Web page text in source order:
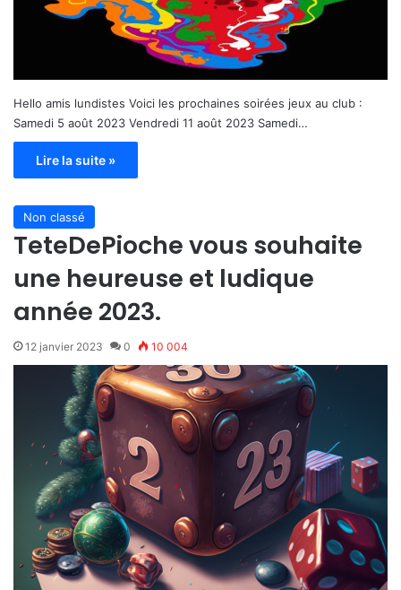
Hello amis lundistes Voici les prochaines soirées jeux au club :
Samedi 5 août 2023 Vendredi 11 août 2023 Samedi…
Lire la suite »
Non classé
TeteDePioche vous souhaite
une heureuse et ludique
année 2023.
12 janvier 2023 0 10 004